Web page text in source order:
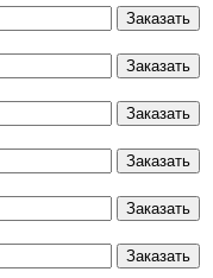
Заказать
Заказать
Заказать
Заказать
Заказать
Заказать